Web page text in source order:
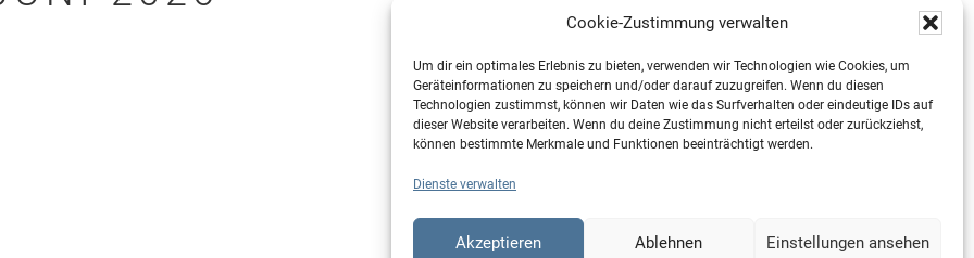
Cookie-Zustimmung verwalten
Um dir ein optimales Erlebnis zu bieten, verwenden wir Technologien wie Cookies, um
Geräteinformationen zu speichern und/oder darauf zuzugreifen. Wenn du diesen
Technologien zustimmst, können wir Daten wie das Surfverhalten oder eindeutige IDs auf
dieser Website verarbeiten. Wenn du deine Zustimmung nicht erteilst oder zurückziehst,
können bestimmte Merkmale und Funktionen beeinträchtigt werden.
Dienste verwalten
Akzeptieren Ablehnen Einstellungen ansehen